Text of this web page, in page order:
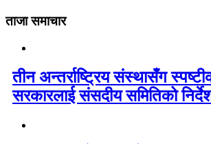
ताजा समाचार
तीन अन्तर्राष्ट्रिय संस्थासँग
सरकारलाई संसदीय समितिको